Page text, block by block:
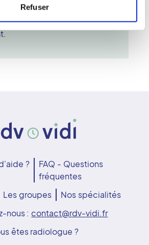
Refuser
le suivi orthopédique,
l'enfant et
?
FAQ - Questions
fréquentes
Les groupes
Nos spécialités
nous : contact@rdv-vidi.fr
êtes radiologue ?